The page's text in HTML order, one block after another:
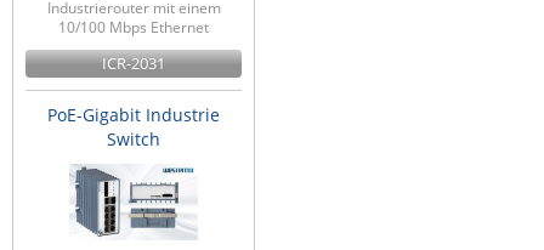
Industrierouter mit einem
10/100 Mbps Ethernet
ICR-2031
PoE-Gigabit Industrie
Switch